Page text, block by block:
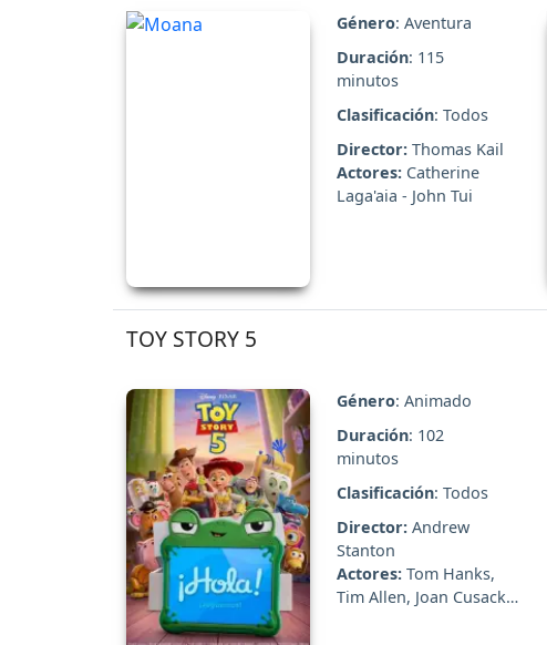
Género: Aventura
Duración: 115
minutos
Clasificación: Todos
Director: Thomas Kail
Actores: Catherine
Laga'aia - John Tui
TOY STORY 5
Género: Animado
Duración: 102
minutos
Clasificación: Todos
Director: Andrew
Stanton
Actores: Tom Hanks,
Tim Allen, Joan Cusack,